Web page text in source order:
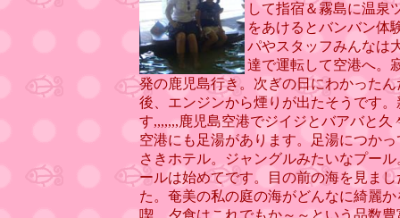
して指宿＆霧島に温泉
をあけるとバンバン体
パやスタッフみんなは
達で運転して空港へ。
発の鹿児島行き。次ぎの日にわかった
後、エンジンから煙りが出たそうです
す,,,,,,,鹿児島空港でジイジとバアバと
空港にも足湯があります。足湯につか
さきホテル。ジャングルみたいなプー
ールは始めてです。目の前の海を見ま
た。奄美の私の庭の海がどんなに綺麗
喫。夕食はこれでもか～～という品数